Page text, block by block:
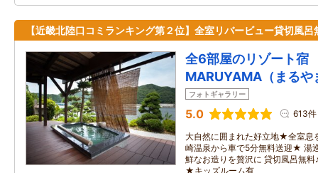
【近畿北陸口コミランキング第２位】全室リバービュー貸切風呂
全6部屋のリゾート
MARUYAMA（まるや
フォトギャラリー
5.0 613件
大自然に囲まれた好立地★全室息
崎温泉から車で5分無料送迎★ 湯
鮮なお造りを贅沢に 貸切風呂無料
★キッズルーム有